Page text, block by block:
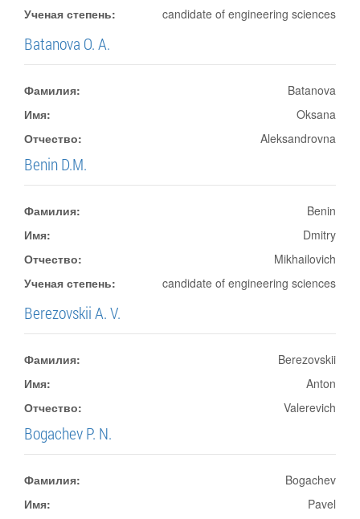
Ученая степень:
candidate of engineering sciences
Batanova O. A.
Фамилия:
Batanova
Имя:
Oksana
Отчество:
Aleksandrovna
Benin D.M.
Фамилия:
Benin
Имя:
Dmitry
Отчество:
Mikhailovich
Ученая степень:
candidate of engineering sciences
Berezovskii A. V.
Фамилия:
Berezovskii
Имя:
Anton
Отчество:
Valerevich
Bogachev P. N.
Фамилия:
Bogachev
Имя:
Pavel